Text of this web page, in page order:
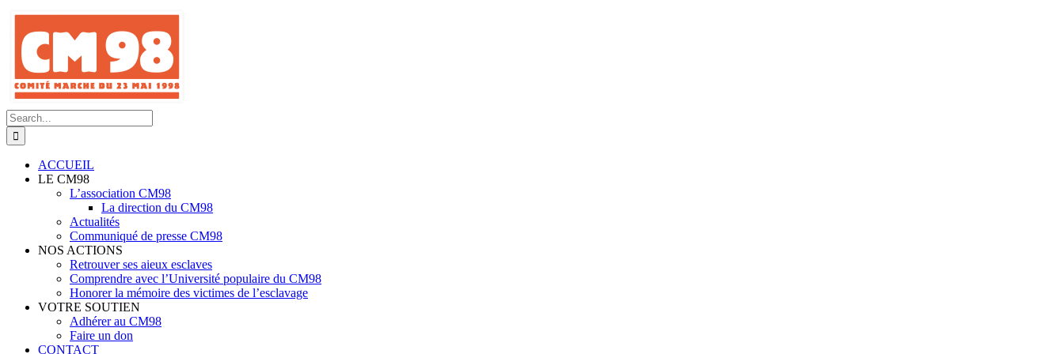
Skip
content
Search
for:
ACCUEIL
LE CM98
L’association CM98
La direction du CM98
Actualités
Communiqué de presse CM98
NOS ACTIONS
Retrouver ses aieux esclaves
Comprendre avec l’Université populaire du CM98
Honorer la mémoire des victimes de l’esclavage
VOTRE SOUTIEN
Adhérer au CM98
Faire un don
CONTACT